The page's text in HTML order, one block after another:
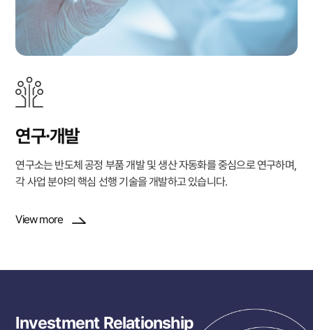
연구∙개발
연구소는 반도체 공정 부품 개발 및 생산 자동화를 중심으로 연구하며,
각 사업 분야의 핵심 선행 기술을 개발하고 있습니다.
View more
Investment Relationship